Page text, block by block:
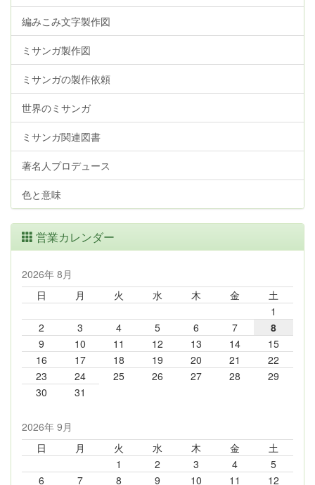
編みこみ文字製作図
ミサンガ製作図
ミサンガの製作依頼
世界のミサンガ
ミサンガ関連図書
著名人プロデュース
色と意味
営業カレンダー
2026年 8月
日
月 火 水 木 金
土
1
2
3 4 5 6 7
8
9
10 11 12 13 14
15
16
17 18 19 20 21
22
23
24 25 26 27 28
29
30
31
2026年 9月
日
月 火 水 木 金
土
1
2 3 4
5
6
7 8 9 10 11 12